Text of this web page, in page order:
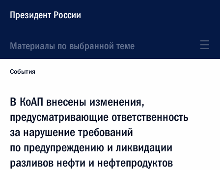
Президент России
Материалы по выбранной теме
События
В КоАП внесены изменения,
предусматривающие ответственность
за нарушение требований
по предупреждению и ликвидации
разливов нефти и нефтепродуктов